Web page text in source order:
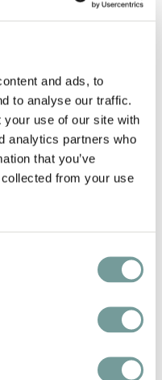
and ads, to
to analyse our traffic.
your use of our site with
analytics partners who
that you’ve
from your use